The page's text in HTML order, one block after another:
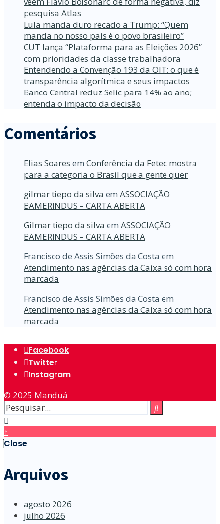
pesquisa Atlas
Lula manda duro recado a Trump: “Quem
manda no nosso país é o povo brasileiro”
CUT lança “Plataforma para as Eleições 2026”
com prioridades da classe trabalhadora
Entendendo a Convenção 193 da OIT: o que é
transparência algorítmica e seus impactos
Banco Central reduz Selic para 14% ao ano;
entenda o impacto da decisão
Comentários
Elias Soares em Conferência da Fetec mostra
para a categoria o Brasil que a gente quer
gilmar tiepo da silva em ASSOCIAÇÃO
BAMERINDUS – CARTA ABERTA
Gilmar tiepo da silva em ASSOCIAÇÃO
BAMERINDUS – CARTA ABERTA
Francisco de Assis Simões da Costa em
Atendimento nas agências da Caixa só com hora
marcada
Francisco de Assis Simões da Costa em
Atendimento nas agências da Caixa só com hora
marcada
Facebook
Twitter
Instagram
© 2025 Manduá
↑
Close
Arquivos
agosto 2026
julho 2026